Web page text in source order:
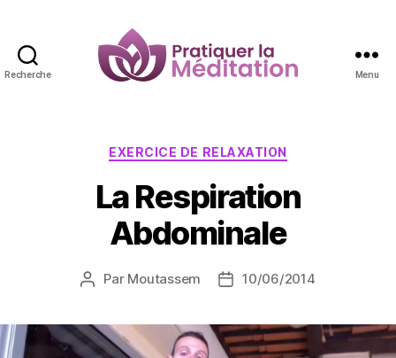
Recherche Menu
Catégories
EXERCICE DE RELAXATION
La Respiration
Abdominale
Auteur
Par Moutassem
Date10/06/2014